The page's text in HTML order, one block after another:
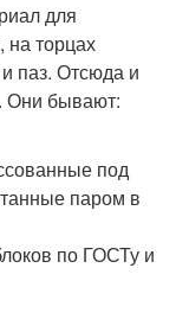
для
на торцах
паз. Отсюда и
Они бывают:
под
паром в
по ГОСТу и